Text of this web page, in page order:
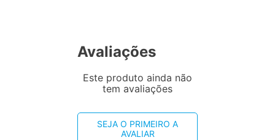
Avaliações
Este produto ainda não
tem avaliações
SEJA O PRIMEIRO A
AVALIAR